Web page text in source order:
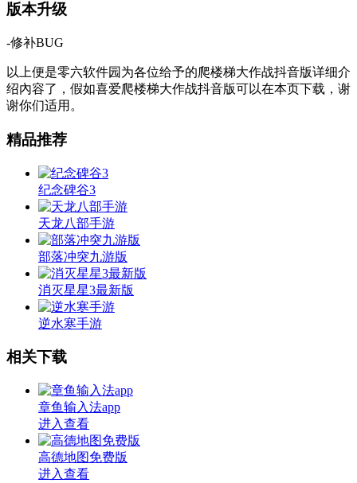
版本升级
-修补BUG
以上便是零六软件园为各位给予的爬楼梯大作战抖音版详细介
绍內容了，假如喜爱爬楼梯大作战抖音版可以在本页下载，谢
谢你们适用。
精品推荐
纪念碑谷3
天龙八部手游
部落冲突九游版
消灭星星3最新版
逆水寒手游
相关下载
章鱼输入法app
进入查看
高德地图免费版
进入查看